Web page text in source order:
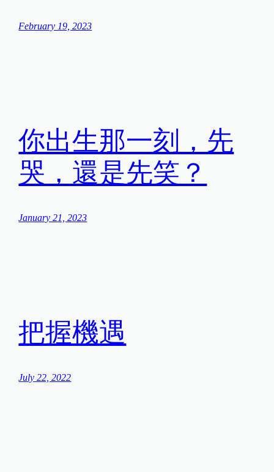
February 19, 2023
你出生那一刻，先
哭，還是先笑？
January 21, 2023
把握機遇
July 22, 2022